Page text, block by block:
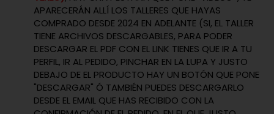
APARECERÁN ALLÍ LOS TALLERES QUE HAYAS
COMPRADO DESDE 2024 EN ADELANTE (SI, EL TALLER
TIENE ARCHIVOS DESCARGABLES, PARA PODER
DESCARGAR EL PDF CON EL LINK TIENES QUE IR A TU
PERFIL, IR AL PEDIDO, PINCHAR EN LA LUPA Y JUSTO
DEBAJO DE EL PRODUCTO HAY UN BOTÓN QUE PONE
"DESCARGAR" Ó TAMBIÉN PUEDES DESCARGARLO
DESDE EL EMAIL QUE HAS RECIBIDO CON LA